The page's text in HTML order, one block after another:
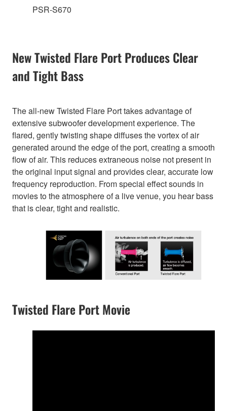
PSR-S670
New Twisted Flare Port Produces Clear
and Tight Bass
The all-new Twisted Flare Port takes advantage of
extensive subwoofer development experience. The
flared, gently twisting shape diffuses the vortex of air
generated around the edge of the port, creating a smooth
flow of air. This reduces extraneous noise not present in
the original input signal and provides clear, accurate low
frequency reproduction. From special effect sounds in
movies to the atmosphere of a live venue, you hear bass
that is clear, tight and realistic.
Twisted Flare Port Movie